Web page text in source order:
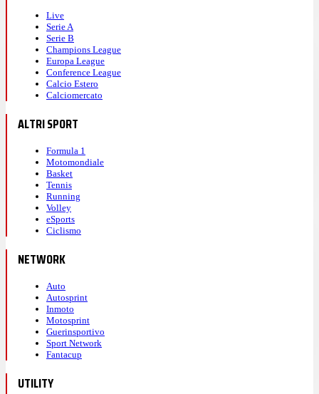
Live
Serie A
Serie B
Champions League
Europa League
Conference League
Calcio Estero
Calciomercato
ALTRI SPORT
Formula 1
Motomondiale
Basket
Tennis
Running
Volley
eSports
Ciclismo
NETWORK
Auto
Autosprint
Inmoto
Motosprint
Guerinsportivo
Sport Network
Fantacup
UTILITY